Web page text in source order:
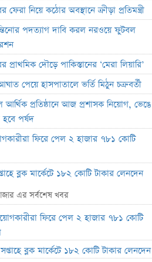
ফেরা নিয়ে কঠোর অবস্থানে ক্রীড়া প্রতিমন্ত্রী
পদত্যাগ দাবি করল নরওয়ে ফুটবল
প্রাথমিক দৌড়ে পাকিস্তানের ‘মেরা লিয়ারি’
পেয়ে হাসপাতালে ভর্তি মিঠুন চক্রবর্তী
আর্থিক প্রতিষ্ঠানে আজ প্রশাসক নিয়োগ, ভেঙে
পর্ষদ
ফিরে পেল ২ হাজার ৭৮১ কোটি
ব্লক মার্কেটে ১৮২ কোটি টাকার লেনদেন
লেনদেনের ১৯ শতাংশ ১০ কোম্পানির
গ্রহণ করেছিলেন দীপিকা? জানালেন সহ-
এর সর্বশেষ খবর
ফিরে পেল ২ হাজার ৭৮১ কোটি
ব্লক মার্কেটে ১৮২ কোটি টাকার লেনদেন